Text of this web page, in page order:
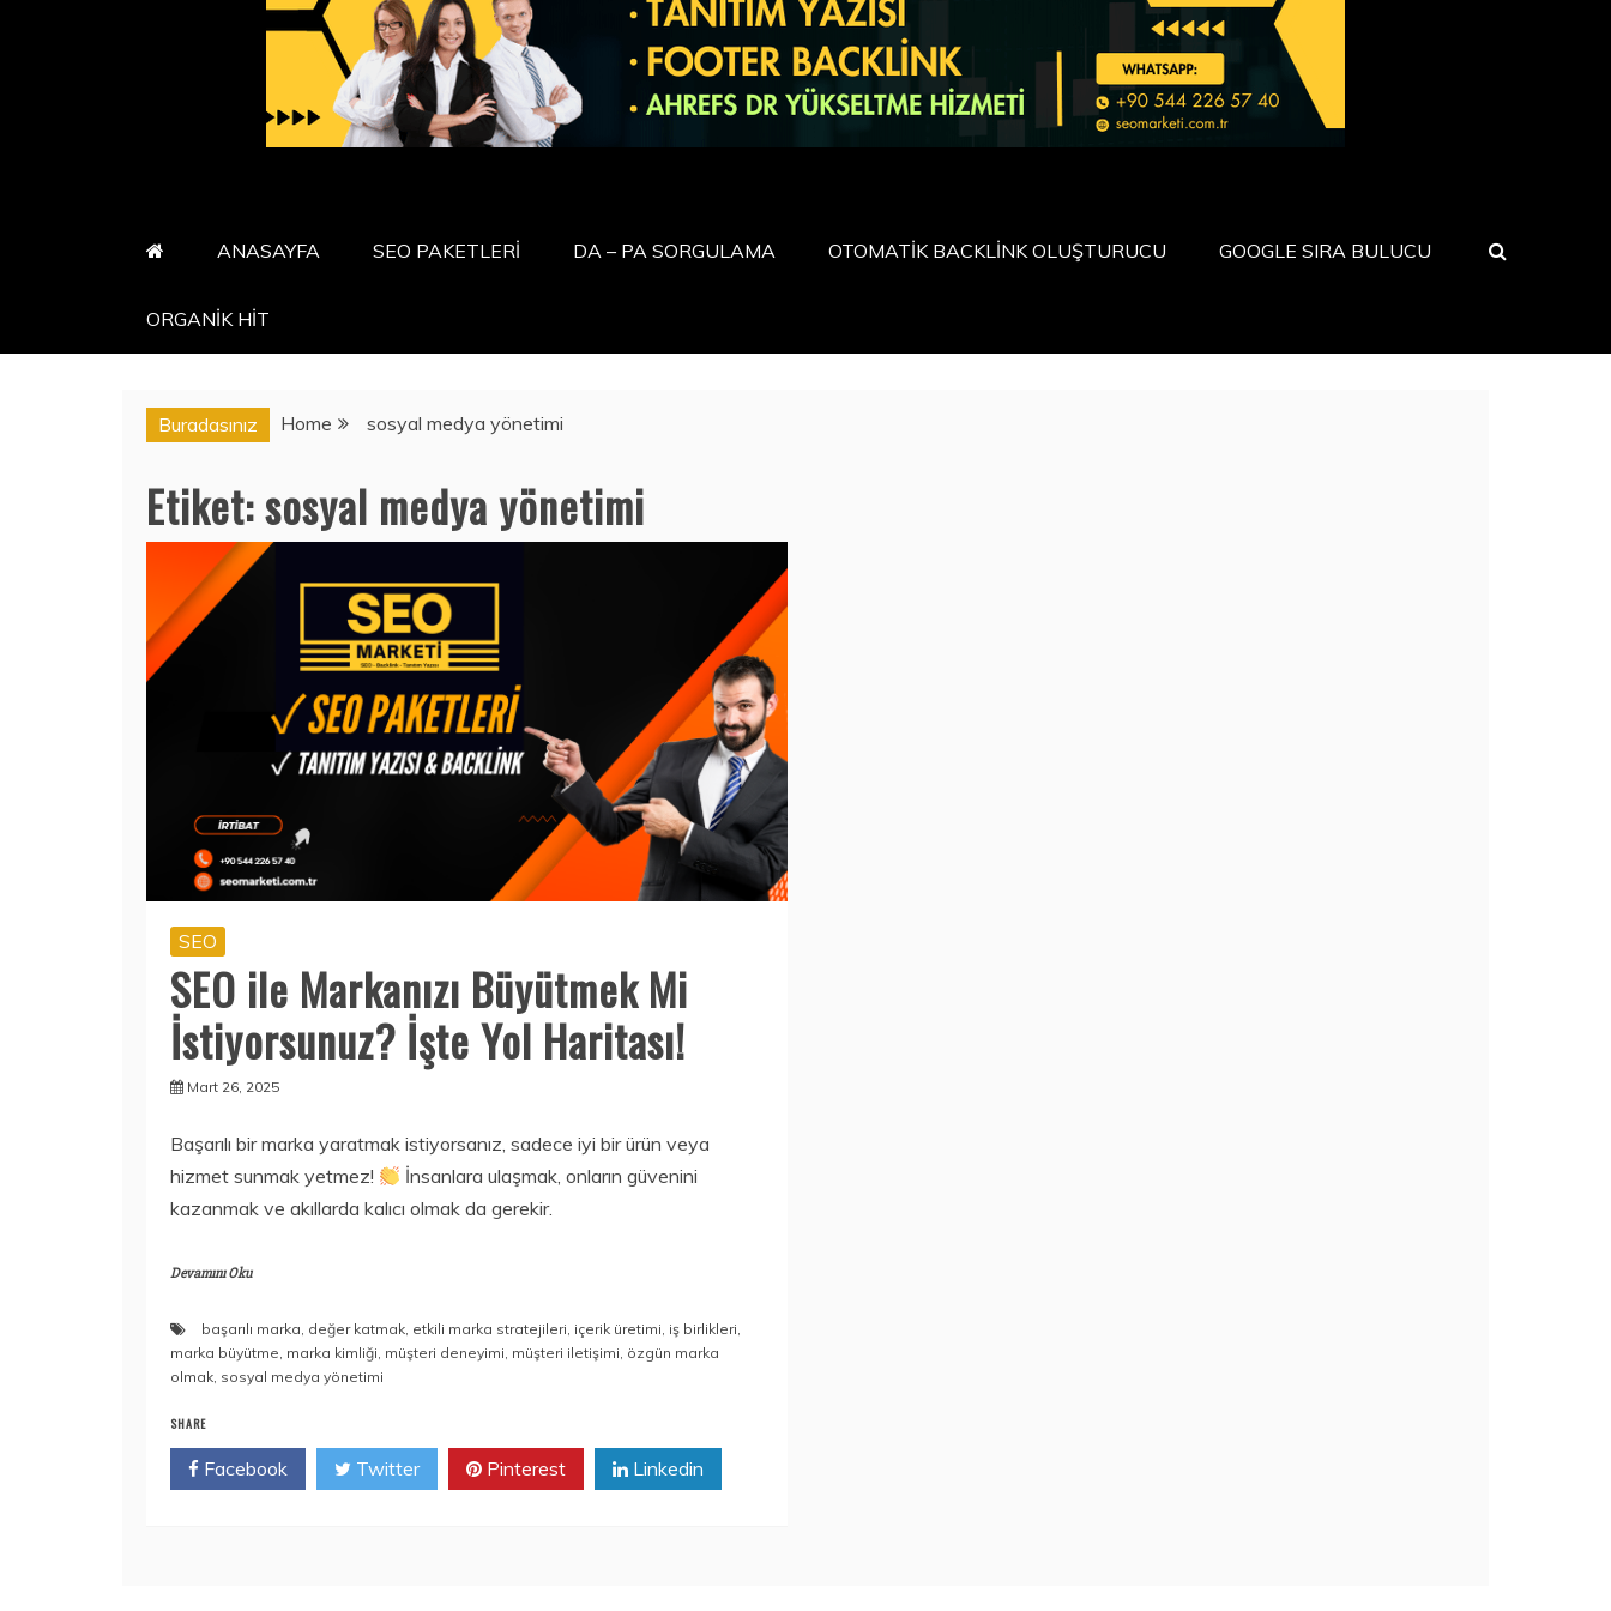
ANASAYFA SEO PAKETLERİ DA – PA SORGULAMA OTOMATİK BACKLİNK OLUŞTURUCU GOOGLE SIRA BULUCU
ORGANİK HİT
Buradasınız Home sosyal medya yönetimi
Etiket:sosyal medya yönetimi
SEO
SEO ile Markanızı Büyütmek Mi
İstiyorsunuz? İşte Yol Haritası!
Mart 26, 2025
Başarılı bir marka yaratmak istiyorsanız, sadece iyi bir ürün veya
hizmet sunmak yetmez!
İnsanlara ulaşmak, onların güvenini
kazanmak ve akıllarda kalıcı olmak da gerekir.
Devamını Oku
başarılı marka, değer katmak, etkili marka stratejileri, içerik üretimi, iş birlikleri,
marka büyütme, marka kimliği, müşteri deneyimi, müşteri iletişimi, özgün marka
olmak, sosyal medya yönetimi
SHARE
Facebook Twitter Pinterest Linkedin